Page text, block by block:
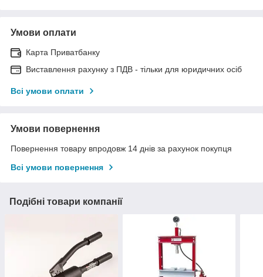
Умови оплати
Карта Приватбанку
Виставлення рахунку з ПДВ - тільки для юридичних осіб
Всі умови оплати
Умови повернення
Повернення товару впродовж 14 днів за рахунок покупця
Всі умови повернення
Подібні товари компанії